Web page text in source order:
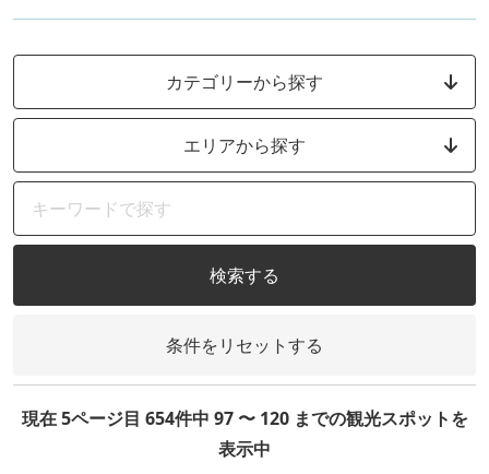
カテゴリーから探す
エリアから探す
検索する
条件をリセットする
現在 5ページ目 654件中 97 〜 120 までの観光スポットを
表示中